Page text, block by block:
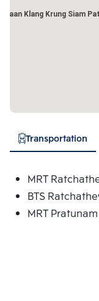
Baan Klang Krung Siam
Transportation
MRT
BTS
MRT Pratunam